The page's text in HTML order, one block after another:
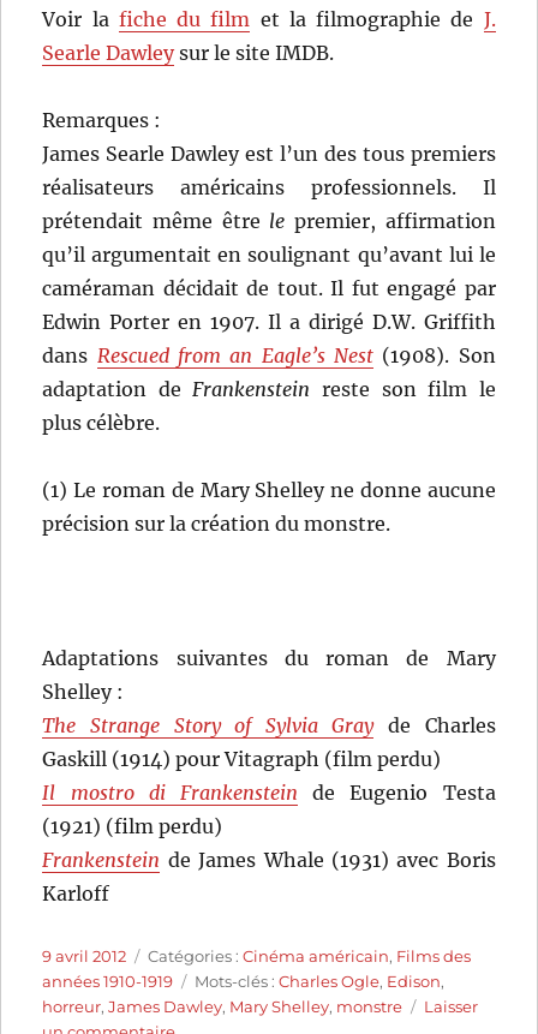
Voir la fiche du film et la filmographie de J.
Searle Dawleysur le site IMDB.
Remarques :
James Searle Dawley est l’un des tous premiers
réalisateurs américains professionnels. Il
prétendait même être le premier, affirmation
qu’il argumentait en soulignant qu’avant lui le
caméraman décidait de tout. Il fut engagé par
Edwin Porter en 1907. Il a dirigé D.W. Griffith
dans Rescued from an Eagle’s Nest (1908). Son
adaptation deFrankenstein reste son film le
plus célèbre.
(1) Le roman de Mary Shelley ne donne aucune
précision sur la création du monstre.
Adaptations suivantes du roman de Mary
Shelley :
The Strange Story of Sylvia Grayde Charles
Gaskill (1914) pour Vitagraph (film perdu)
Il mostro di Frankenstein de Eugenio Testa
(1921) (film perdu)
Frankenstein de James Whale (1931) avec Boris
Karloff
Publié
le
9 avril 2012 Catégories
Catégories :Cinéma américain, Films des
années 1910-1919
Étiquettes
Mots-clés :Charles Ogle, Edison,
horreur,James Dawley, Mary Shelley, monstre
Laisser